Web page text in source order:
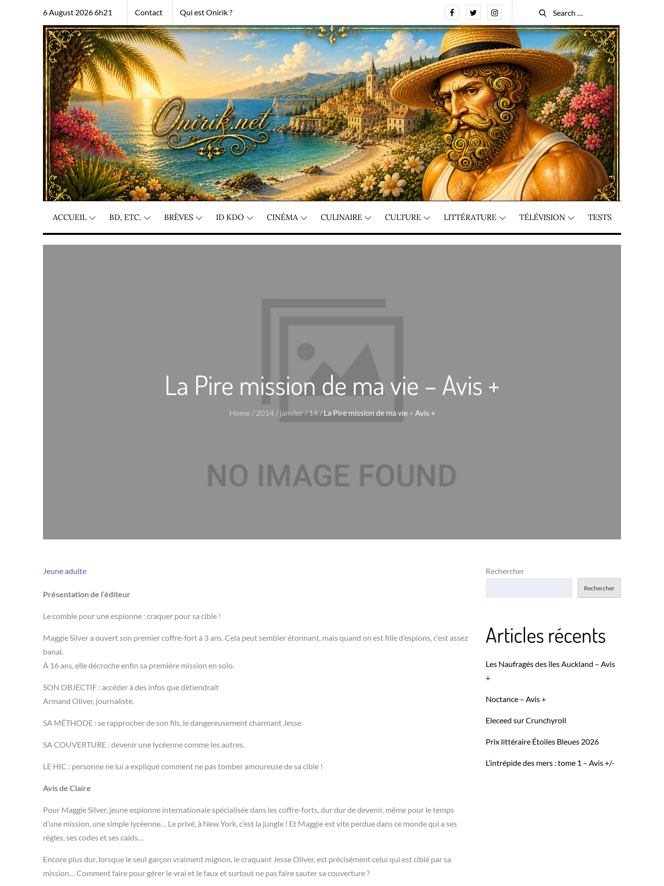
6 August 2026 6h21 Contact Qui est Onirik ? FacebookTwitterInstagram
Search
for:
Search
ACCUEIL BD, ETC. BRÈVES ID KDO CINÉMA CULINAIRE CULTURE LITTÉRATURE TÉLÉVISION TESTS
La Pire mission de ma vie – Avis +
Home 2014 janvier 14 La Pire mission de ma vie – Avis +
Jeune adulte
Présentation de l’éditeur
Le comble pour une espionne : craquer pour sa cible !
Maggie Silver a ouvert son premier coffre-fort à 3 ans. Cela peut sembler étonnant, mais quand on est fille d’espions, c’est assez
banal.
À 16 ans, elle décroche enfin sa première mission en solo.
SON OBJECTIF : accéder à des infos que détiendrait
Armand Oliver, journaliste.
SA MÉTHODE : se rapprocher de son fils, le dangereusement charmant Jesse.
SA COUVERTURE : devenir une lycéenne comme les autres.
LE HIC : personne ne lui a expliqué comment ne pas tomber amoureuse de sa cible !
Avis de Claire
Pour Maggie Silver, jeune espionne internationale spécialisée dans les coffre-forts, dur dur de devenir, même pour le temps
d’une mission, une simple lycéenne… Le privé, à New York, c’est la jungle ! Et Maggie est vite perdue dans ce monde qui a ses
règles, ses codes et ses caïds…
Encore plus dur, lorsque le seul garçon vraiment mignon, le craquant Jesse Oliver, est précisément celui qui est ciblé par sa
mission… Comment faire pour gérer le vrai et le faux et surtout ne pas faire sauter sa couverture ?
Rechercher
Rechercher
Articles récents
Les Naufragés des îles Auckland – Avis
+
Noctance – Avis +
Eleceed sur Crunchyroll
Prix littéraire Étoiles Bleues 2026
L’intrépide des mers : tome 1 – Avis +/-